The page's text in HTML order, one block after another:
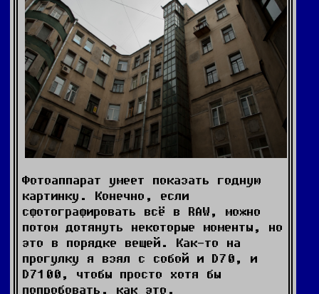
Фотоаппарат умеет показать годную
картинку. Конечно, если
сфотографировать всё в RAW, можно
потом дотянуть некоторые моменты, но
это в порядке вещей. Как-то на
прогулку я взял с собой и D70, и
D7100, чтобы просто хотя бы
попробовать, как это.